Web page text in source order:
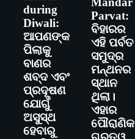
during
Diwali:
ଆପଣଙ୍କ
ପିଲାକୁ
ବାଣର
ଶବ୍ଦ ଏବଂ
ପ୍ରଦୂଷଣ
ଯୋଗୁଁ
ଅସୁସ୍ଥ
ହେବାରୁ
Parvat:
ବିହାରର
ଏହି ପର୍ବତ
ସମୁଦ୍ର
ମନ୍ଥନର
ସ୍ଥାନ
ଥିଲା।
ଏହାର
ପୌରାଣିକ